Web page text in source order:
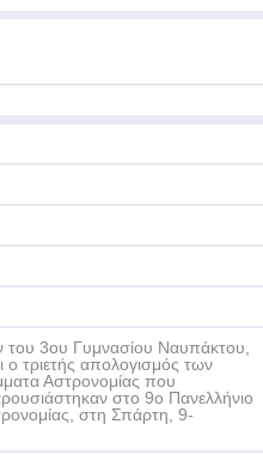
του 3ου Γυμνασίου Ναυπάκτου,
ο τριετής απολογισμός των
Αστρονομίας που
στο 9ο Πανελλήνιο
στη Σπάρτη, 9-